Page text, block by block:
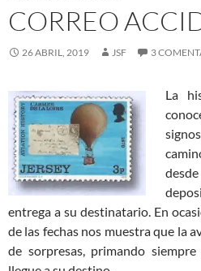
CORREO
26 ABRIL, 2019 JSF 3
La
entrega a su destinatario. En
de las fechas nos muestra que la
de sorpresas, primando